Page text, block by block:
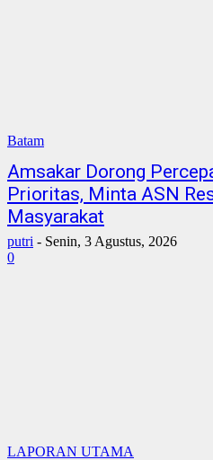
Batam
Amsakar Dorong
Prioritas, Minta ASN
Masyarakat
putri - Senin, 3 Agustus, 2026
0
LAPORAN UTAMA